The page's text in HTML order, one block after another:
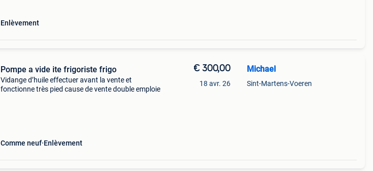
Enlèvement
Pompe a vide ite frigoriste frigo
Vidange d’huile effectuer avant la vente et
fonctionne très pied cause de vente double emploie
Comme neuf Enlèvement
€ 300,00
18 avr. 26
Michael
Sint-Martens-Voeren